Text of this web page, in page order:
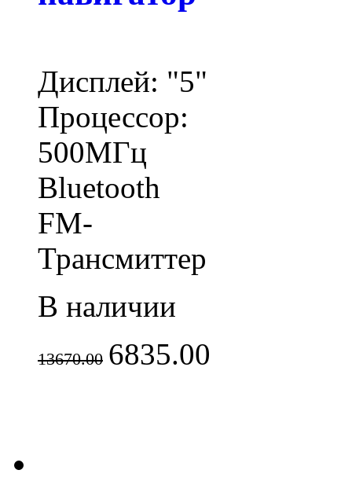
Дисплей: "5"
Процессор:
500МГц
Bluetooth
FM-
Трансмиттер
В наличии
13670.00 6835.00